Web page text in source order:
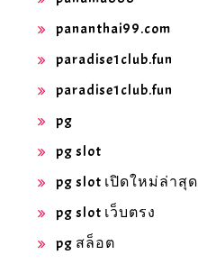
pananthai99.com
paradise1club.fun
paradise1club.fun
pg
pg slot
pg slot เปิดใหม่ล่าสุด
pg slot เว็บตรง
pg สล็อต